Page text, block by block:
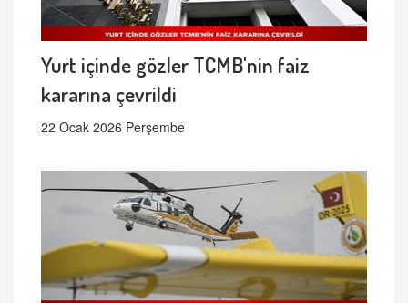
Yurt içinde gözler TCMB'nin faiz
kararına çevrildi
22 Ocak 2026 Perşembe